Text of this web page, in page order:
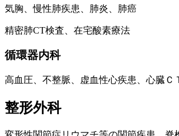
気胸、慢性肺疾患、肺炎、肺癌
精密肺CT検査、在宅酸素療法
循環器内科
高血圧、不整脈、虚血性心疾患、心臓Ｃ
整形外科